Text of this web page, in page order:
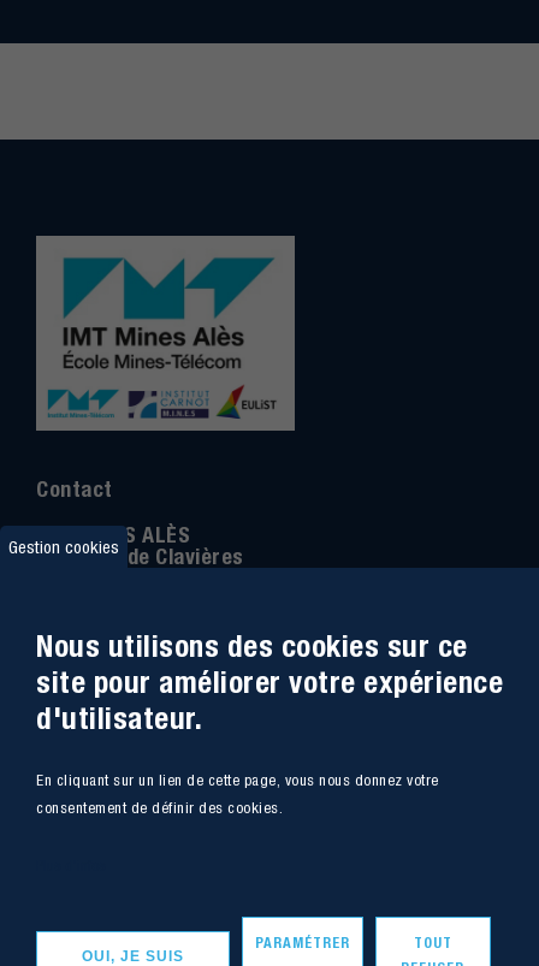
Contact
IMT MINES ALÈS
6 Avenue de Clavières
Téléphone
04 66 78 50 00
Coordonnée GPS:44.13312 - 4.08836
Plan du site Marchés Publics
Gestion cookies
Nous utilisons des cookies sur ce
site pour améliorer votre expérience
d'utilisateur.
En cliquant sur un lien de cette page, vous nous donnez votre
consentement de définir des cookies.
OUI, JE SUIS
PARAMÉTRER
TOUT